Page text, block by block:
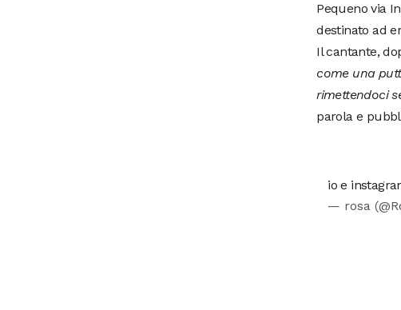
Pequeno via
destinato ad
Il cantante,
come una
rimettendoci
parola e
io e
— rosa